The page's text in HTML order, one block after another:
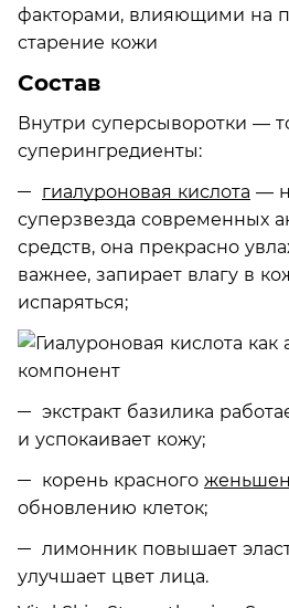
Состав
Внутри суперсыворотки —
суперингредиенты:
гиалуроновая кислота —
суперзвезда современных
средств, она прекрасно
важнее, запирает влагу в
испаряться;
экстракт базилика
и успокаивает кожу;
корень красного
обновлению клеток;
лимонник повышает
улучшает цвет лица.